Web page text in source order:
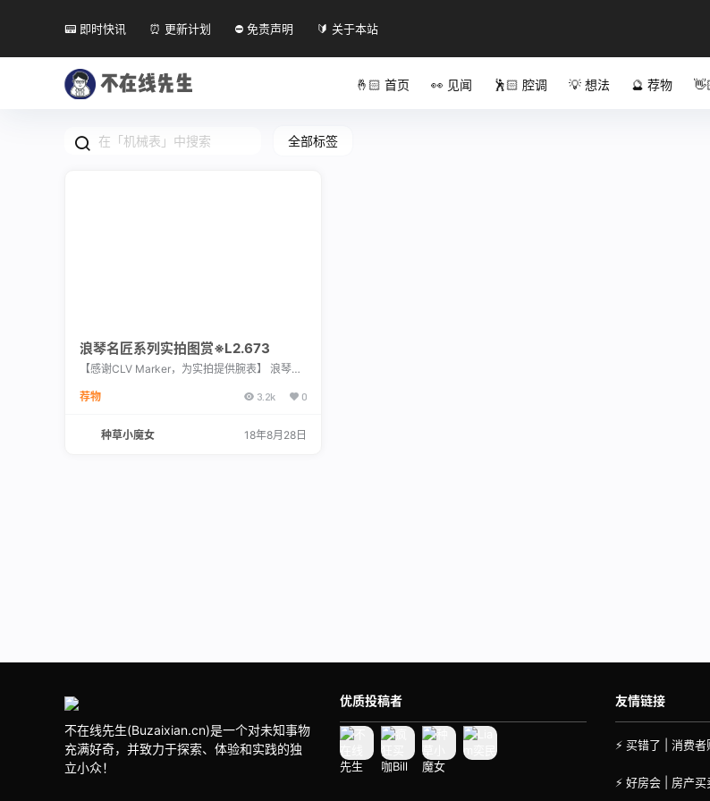
📟 即时快讯 ⏰ 更新计划 ⛔ 免责声明 🔰 关于本站
🤞🏻 首页 👀 见闻 🕺🏻 腔调 💡 想法 🔮 荐物
全部标签
浪琴名匠系列实拍图赏※L2.673
【感谢CLV Marker，为实拍提供腕表】 浪琴表
的发展中，创造出了许多令人称赞的腕表佳作。
价：¥25000左右！ 名匠系列可以说是浪琴制表
荐物 3.2k 0
种草小魔女 18年8月28日
不在线先生(Buzaixian.cn)是一个对未知事物
充满好奇，并致力于探索、体验和实践的独
立小众！
优质投稿者 友情链接
⚡ 买错了 | 消费
⚡ 好房会 | 房产买